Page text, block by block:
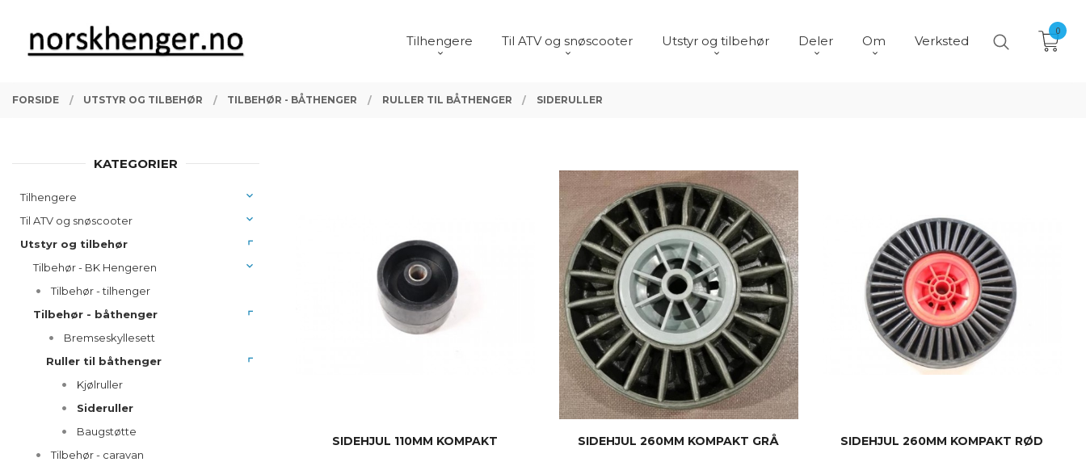
innholdet
PRODUKTER
Tilhengere Til ATV og snøscooter Utstyr og tilbehør Deler Om Verksted
0
FORSIDE UTSTYR OG TILBEHØR TILBEHØR - BÅTHENGER RULLER TIL BÅTHENGER SIDERULLER
SIDEHJUL 110MM KOMPAKT SIDEHJUL 260MM KOMPAKT GRÅ SIDEHJUL 260MM KOMPAKT RØD
KATEGORIER
Tilhengere
Til ATV og snøscooter
Utstyr og tilbehør
Tilbehør - BK Hengeren
Tilbehør - tilhenger
Tilbehør - båthenger
Bremseskyllesett
Ruller til båthenger
Kjølruller
Sideruller
Baugstøtte
Tilbehør - caravan